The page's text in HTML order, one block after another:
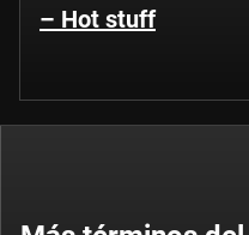
– Hot stuff